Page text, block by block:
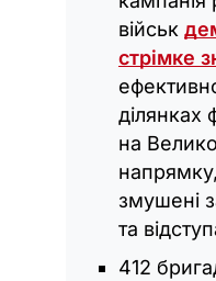
військ
стрімке
ділянках
на
змушені
та
412